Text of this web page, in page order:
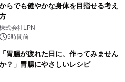
からでも健やかな身体を目指せる考え
方
株式会社LPN
5時間前
「胃腸が疲れた日に、作ってみません
か？」胃腸にやさしいレシピ